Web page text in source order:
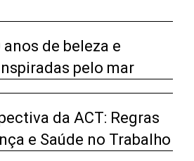
anos de beleza e
pelo mar
da ACT: Regras
e Saúde no Trabalho